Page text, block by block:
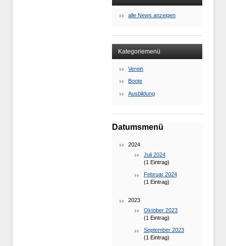
alle News anzeigen
Kategoriemenü
Verein
Boote
Ausbildung
Datumsmenü
2024
Juli 2024
(1 Eintrag)
Februar 2024
(1 Eintrag)
2023
Oktober 2023
(1 Eintrag)
September 2023
(1 Eintrag)